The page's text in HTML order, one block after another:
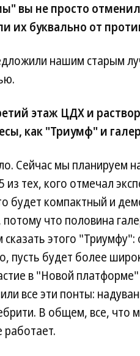
вы не просто
их буквально от
нашим старым
этаж ЦДХ и
как "Триумф" и
Сейчас мы планируем
тех, кого отмечал
будет компактный и
что половина
этого "Триумфу":
пусть будет более
в "Новой
все эти понты:
В общем, все, что